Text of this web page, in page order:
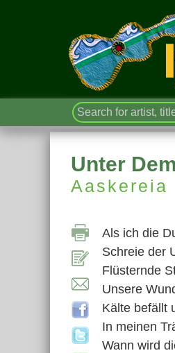
Unter
Aaskereia
Als ich die
Schreie der
Flüsternde
Unsere
Kälte befällt
In meinen
Wann wird